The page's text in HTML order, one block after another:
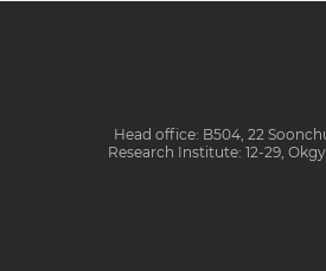
Head office: B504, 22
Research Institute: 12-29,